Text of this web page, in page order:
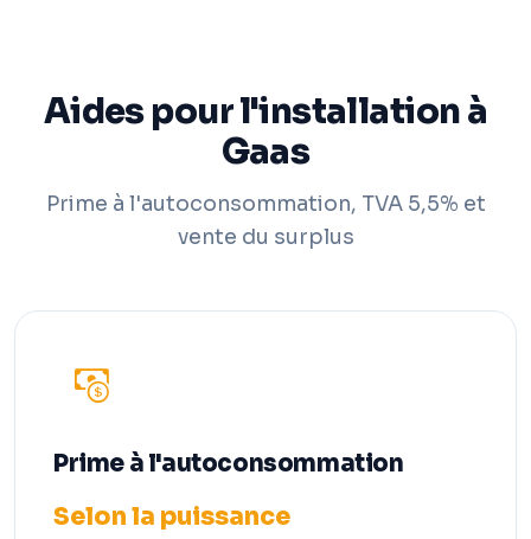
Aides pour l'installation à
Gaas
Prime à l'autoconsommation, TVA 5,5% et
vente du surplus
Prime à l'autoconsommation
Selon la puissance